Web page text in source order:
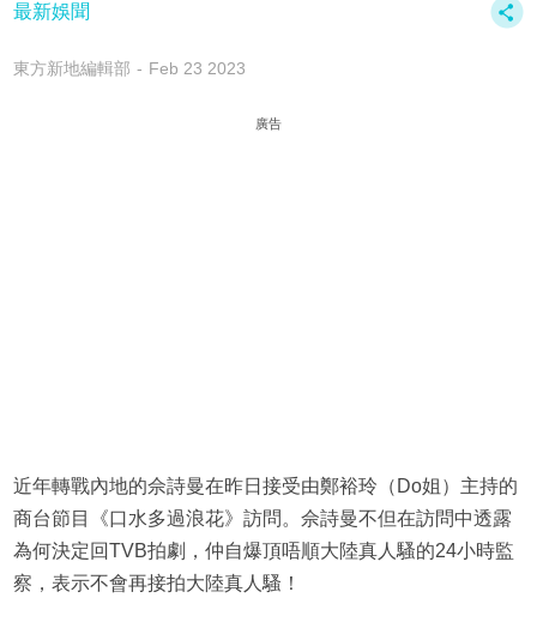
最新娛聞
東方新地編輯部 Feb 23 2023
廣告
近年轉戰內地的佘詩曼在昨日接受由鄭裕玲（Do姐）主持的
商台節目《口水多過浪花》訪問。佘詩曼不但在訪問中透露
為何決定回TVB拍劇，仲自爆頂唔順大陸真人騷的24小時監
察，表示不會再接拍大陸真人騷！